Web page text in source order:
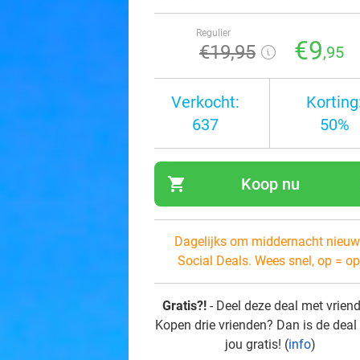
Regulier
€19,95 €9,95
Verkocht:
637
50%
shopping_cart Koop nu
Dagelijks om middernacht
Social Deals. Wees snel, op =
Gratis?! - Deel deze deal met
Kopen drie vrienden? Dan is de
jou gratis! (info)